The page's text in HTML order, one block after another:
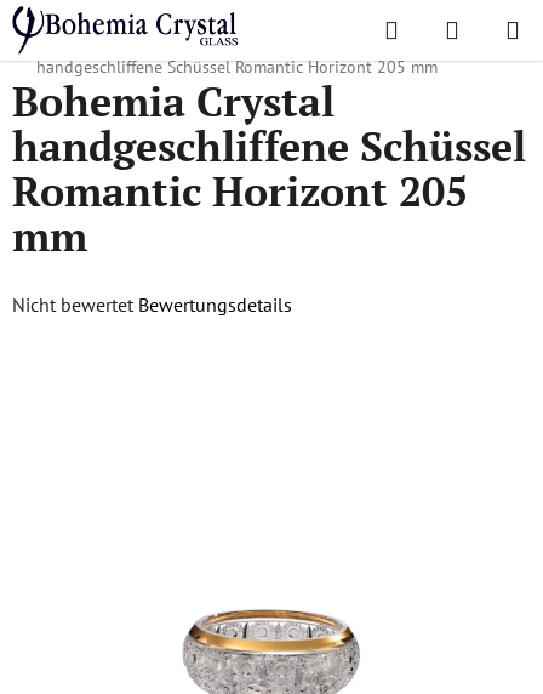
Zum
Inhalt
springen
Suchen
Startseite
/ Lieblingskollektionen / / Bohemia Crystal
handgeschliffene Schüssel Romantic Horizont 205 mm
Bohemia Crystal
handgeschliffene Schüssel
Romantic Horizont 205
mm
Die
Nicht bewertet Bewertungsdetails